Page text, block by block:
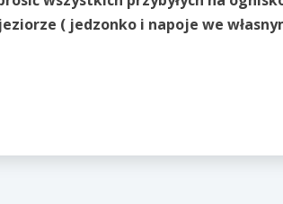
( jedzonko i napoje we